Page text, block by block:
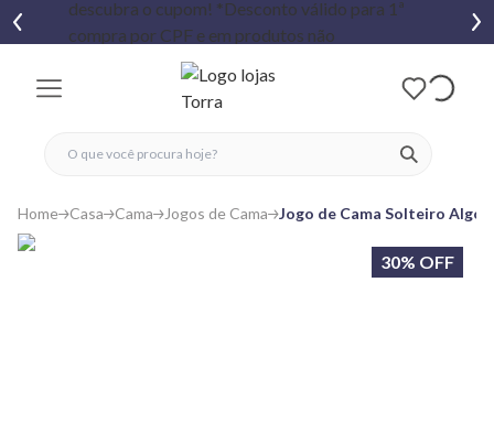
ver
fechar menu
fechar menu
favoritos
Home Casa Cama Jogos de Cama Jogo de Cama Solteiro
30% OFF